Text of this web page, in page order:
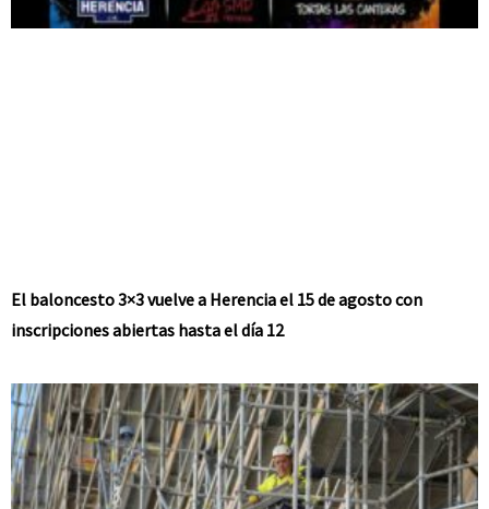
El baloncesto 3×3 vuelve a Herencia el 15 de agosto con
inscripciones abiertas hasta el día 12